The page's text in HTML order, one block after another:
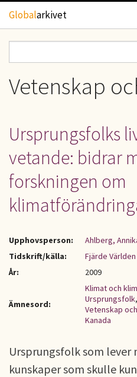
Hoppa till huvudinnehåll
Globalarkivet
TIDSKRIFTER
UPPHOVSRÄTT
OM OSS
KONTAKT
Vetenskap
Ursprungsfolks
vetande: bidrar
forskningen om
Upphovsperson:
Ahlberg,
Tidskrift/källa:
Fjärde Världen
År:
2009
Ämnesord:
Klimat och
Ursprungsfolk,
Vetenskap
Kanada
Ursprungsfolk som lever
kunskaper som skulle